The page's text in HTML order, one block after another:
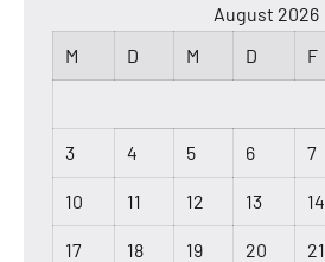
August 2026
M
D M D F
3 4 5 6 7
10 11 12 13 14
17 18 19 20 21